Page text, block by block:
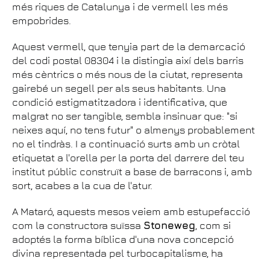
més riques de Catalunya i de vermell les més
empobrides.
Aquest vermell, que tenyia part de la demarcació
del codi postal 08304 i la distingia així dels barris
més cèntrics o més nous de la ciutat, representa
gairebé un segell per als seus habitants. Una
condició estigmatitzadora i identificativa, que
malgrat no ser tangible, sembla insinuar que: "si
neixes aquí, no tens futur" o almenys probablement
no el tindràs. I a continuació surts amb un cròtal
etiquetat a l'orella per la porta del darrere del teu
institut públic construït a base de barracons i, amb
sort, acabes a la cua de l'atur.
A Mataró, aquests mesos veiem amb estupefacció
com la constructora suïssa Stoneweg, com si
adoptés la forma bíblica d'una nova concepció
divina representada pel turbocapitalisme, ha